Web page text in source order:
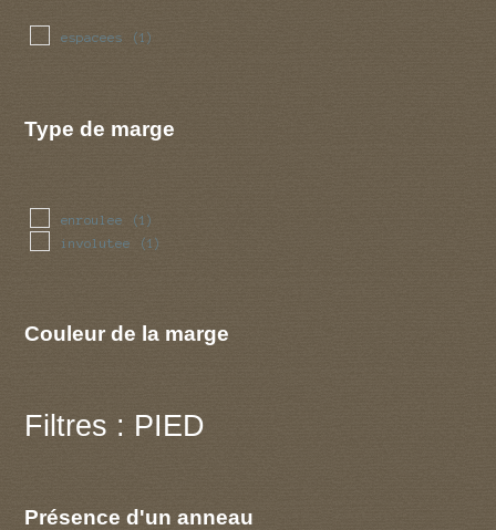
espacees (1)
Type de marge
enroulee (1)
involutee (1)
Couleur de la marge
Filtres : PIED
Présence d'un anneau